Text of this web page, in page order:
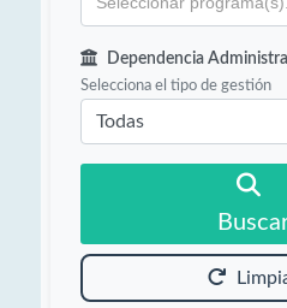
Dependencia
Selecciona el tipo de gestión